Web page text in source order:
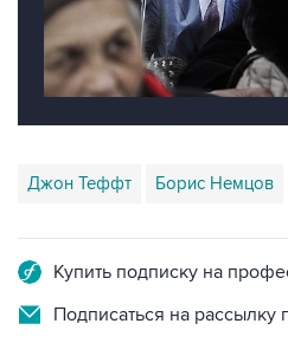
Джон Теффт Борис Немцов
Купить подписку на
Подписаться на рассылку